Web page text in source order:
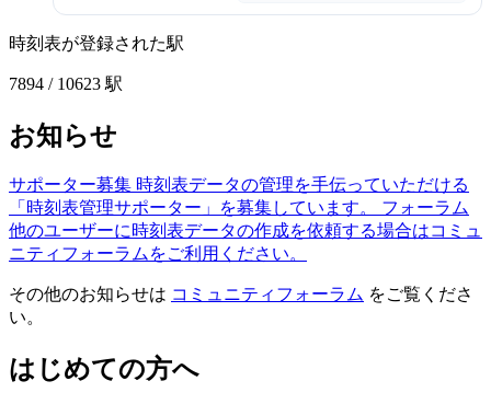
時刻表が登録された駅
7894 / 10623 駅
お知らせ
サポーター募集 時刻表データの管理を手伝っていただける
「時刻表管理サポーター」を募集しています。
フォーラム
他のユーザーに時刻表データの作成を依頼する場合はコミュ
ニティフォーラムをご利用ください。
その他のお知らせは コミュニティフォーラム をご覧くださ
い。
はじめての方へ